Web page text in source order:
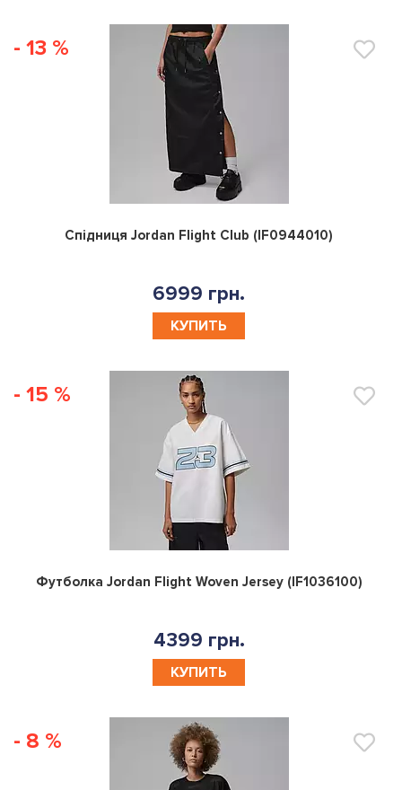
- 13 %
0
Спідниця Jordan Flight Club (IF0944010)
6999 грн.
КУПИТЬ
- 15 %
0
Футболка Jordan Flight Woven Jersey (IF1036100)
4399 грн.
КУПИТЬ
- 8 %